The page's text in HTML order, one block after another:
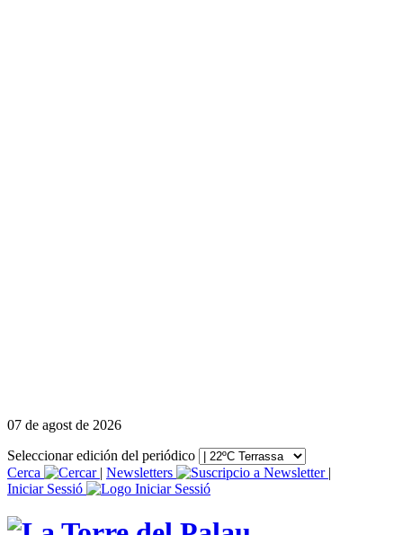
07 de agost de 2026
Seleccionar edición del periódico
Cerca
| Newsletters
|
Iniciar Sessió